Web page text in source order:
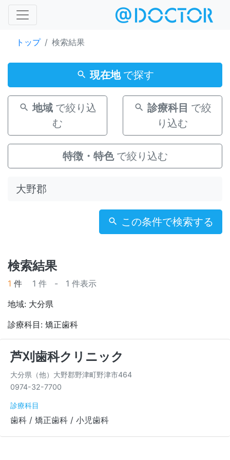
トップ 検索結果
現在地 で探す
地域 で絞り込
む
診療科目 で絞
り込む
特徴・特色 で絞り込む
この条件で検索する
検索結果
1 件
1 件 - 1 件表示
地域: 大分県
診療科目: 矯正歯科
芦刈歯科クリニック
大分県（他）大野郡野津町野津市464
0974-32-7700
診療科目
歯科 / 矯正歯科 / 小児歯科